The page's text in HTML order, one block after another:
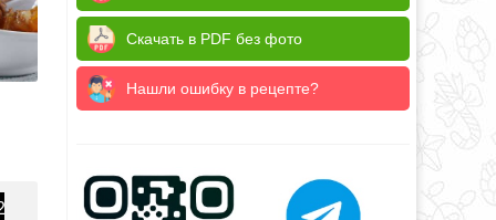
Скачать в PDF без фото
Нашли ошибку в рецепте?